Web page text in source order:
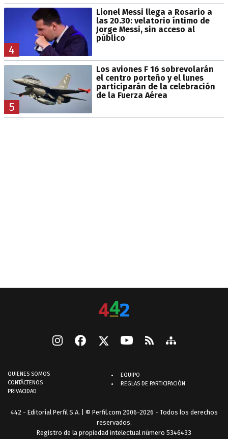
4
Lionel Messi llega a Rosario a
las 20.30: velatorio íntimo de
Jorge Messi, sin acceso al
público
5
Los aviones F 16 sobrevolarán
el centro porteño y el lunes
participarán de la celebración
de la Fuerza Aérea
QUIENES SOMOS
CONTÁCTENOS
PRIVACIDAD
EQUIPO
REGLAS DE PARTICIPACIÓN
442 - Editorial Perfil S.A. | © Perfil.com 2006-2026 - Todos los derechos
reservados.
Registro de la propiedad intelectual número 5346433